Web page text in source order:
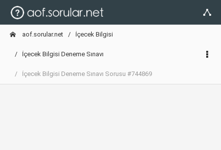
aof.sorular.net İçecek Bilgisi
İçecek Bilgisi Deneme Sınavı
İçecek Bilgisi Deneme Sınavı Sorusu #744869